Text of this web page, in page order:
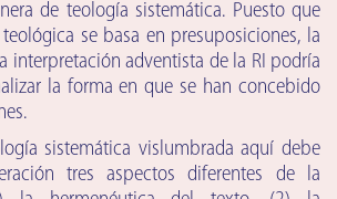
de teología sistemática. Puesto que
se basa en presuposiciones, la
interpretación adventista de la RI podría
la forma en que se han concebido
sistemática vislumbrada aquí debe
tres aspectos diferentes de la